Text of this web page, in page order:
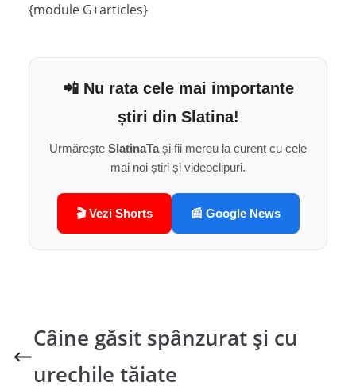
{module G+articles}
📲 Nu rata cele mai importante
știri din Slatina!
Urmărește SlatinaTași fii mereu la curent cu cele
mai noi știri și videoclipuri.
🎬 Vezi Shorts 📰 Google News
Câine găsit spânzurat și cu
urechile tăiate